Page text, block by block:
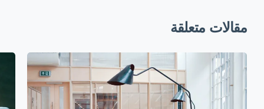
مقالات متعلقة